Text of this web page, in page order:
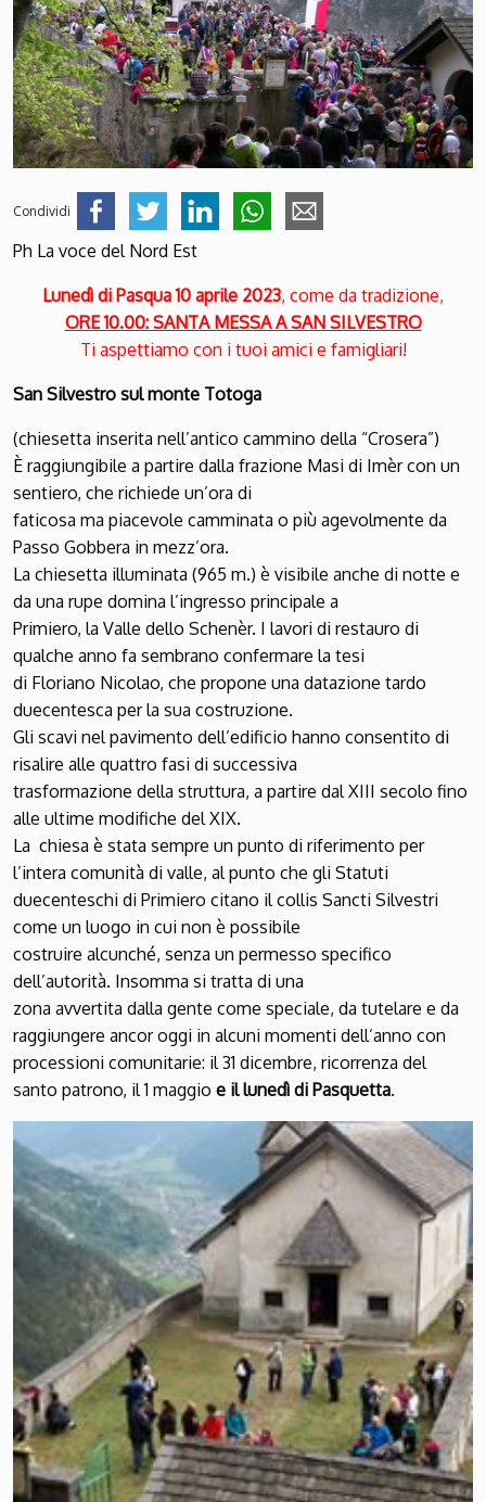
Condividi
Ph La voce del Nord Est
Lunedì di Pasqua 10 aprile 2023, come da tradizione,
ORE 10.00: SANTA MESSA A SAN SILVESTRO
Ti aspettiamo con i tuoi amici e famigliari!
San Silvestro sul monte Totoga
(chiesetta inserita nell’antico cammino della “Crosera”)
È raggiungibile a partire dalla frazione Masi di Imèr con un
sentiero, che richiede un’ora di
faticosa ma piacevole camminata o più agevolmente da
Passo Gobbera in mezz’ora.
La chiesetta illuminata (965 m.) è visibile anche di notte e
da una rupe domina l’ingresso principale a
Primiero, la Valle dello Schenèr. I lavori di restauro di
qualche anno fa sembrano confermare la tesi
di Floriano Nicolao, che propone una datazione tardo
duecentesca per la sua costruzione.
Gli scavi nel pavimento dell’edificio hanno consentito di
risalire alle quattro fasi di successiva
trasformazione della struttura, a partire dal XIII secolo fino
alle ultime modifiche del XIX.
La chiesa è stata sempre un punto di riferimento per
l’intera comunità di valle, al punto che gli Statuti
duecenteschi di Primiero citano il collis Sancti Silvestri
come un luogo in cui non è possibile
costruire alcunché, senza un permesso specifico
dell’autorità. Insomma si tratta di una
zona avvertita dalla gente come speciale, da tutelare e da
raggiungere ancor oggi in alcuni momenti dell’anno con
processioni comunitarie: il 31 dicembre, ricorrenza del
santo patrono, il 1 maggio e il lunedì di Pasquetta.